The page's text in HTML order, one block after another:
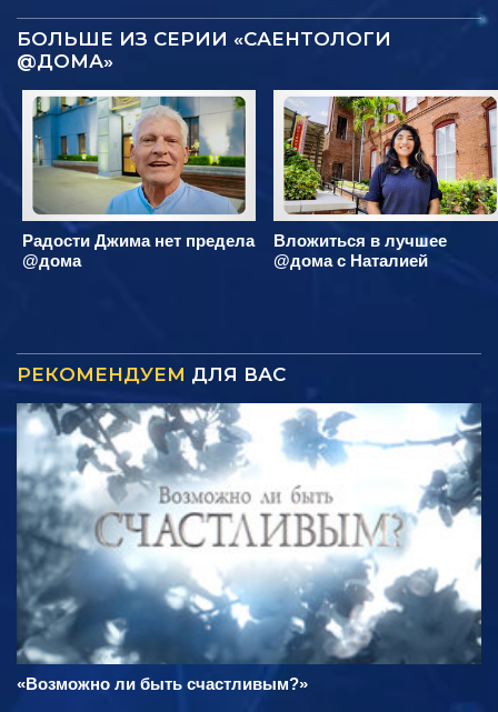
БОЛЬШЕ ИЗ СЕРИИ «САЕНТОЛОГИ
@ДОМА»
Радости Джима нет предела
@дома
Вложиться в лучшее
@дома с Наталией
РЕКОМЕНДУЕМ ДЛЯ ВАС
«Возможно ли быть счастливым?»